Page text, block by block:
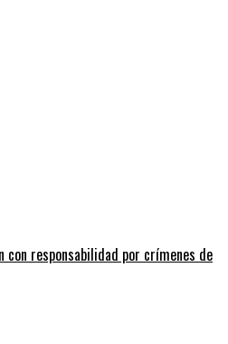
con responsabilidad por crímenes de